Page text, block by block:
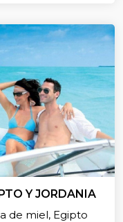
Y JORDANIA
de miel, Egipto